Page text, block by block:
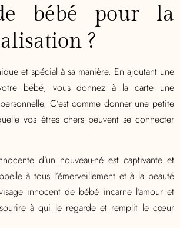
bébé pour la
?
et spécial à sa manière. En ajoutant une
bébé, vous donnez à la carte une
C’est comme donner une petite
vos êtres chers peuvent se connecter
d’un nouveau-né est captivante et
à tous l’émerveillement et à la beauté
innocent de bébé incarne l’amour et
à qui le regarde et remplit le cœur